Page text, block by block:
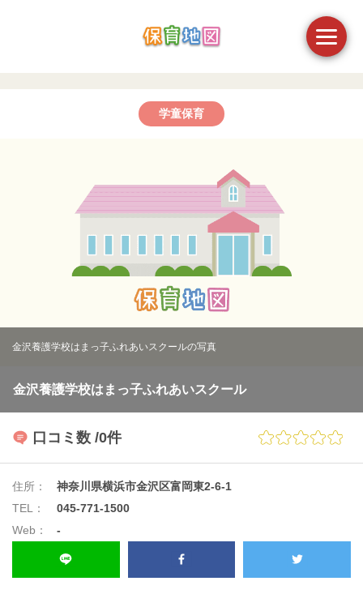
学童保育
金沢養護学校はまっ子ふれあいスクールの写真
金沢養護学校はまっ子ふれあいスクール
口コミ数 /0件
住所：
神奈川県横浜市金沢区富岡東2-6-1
TEL：
045-771-1500
Web：
-